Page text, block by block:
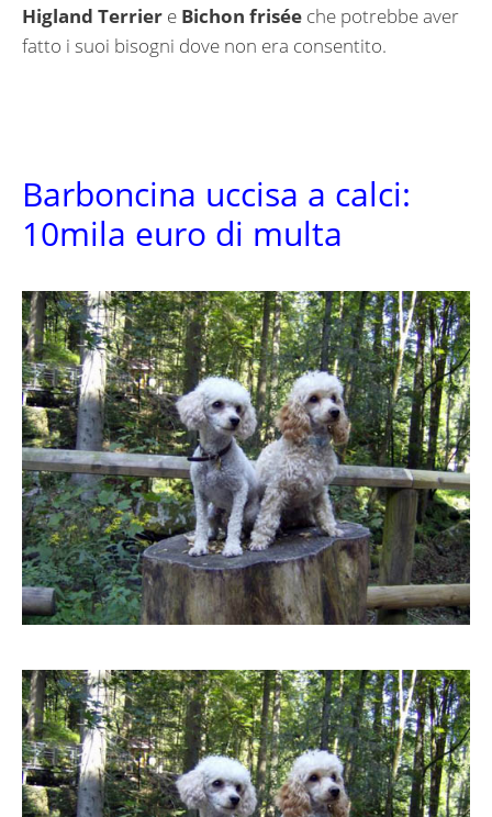
Higland Terrier e Bichon frisée che potrebbe aver
fatto i suoi bisogni dove non era consentito.
Barboncina uccisa a calci:
10mila euro di multa